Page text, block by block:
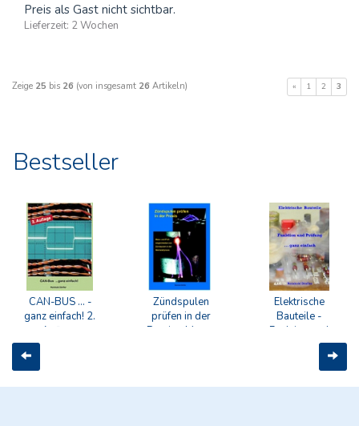
Preis als Gast nicht sichtbar.
Lieferzeit: 2 Wochen
Zeige 25 bis 26 (von insgesamt 26 Artikeln) « 1 2 3
Bestseller
CAN-BUS ... -
ganz einfach! 2.
Auflage
Zündspulen
prüfen in der
Praxis - Mess-
in der
Elektrische
Bauteile -
Funktion und
Prüfung ... ganz
Zurück